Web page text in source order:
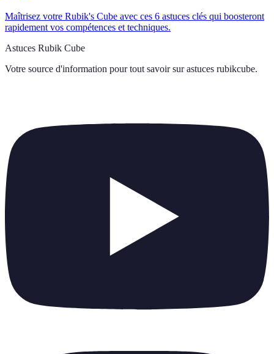
Maîtrisez votre Rubik's Cube avec ces 6 astuces clés qui boosteront
rapidement vos compétences et techniques.
Astuces Rubik Cube
Votre source d'information pour tout savoir sur astuces rubikcube.